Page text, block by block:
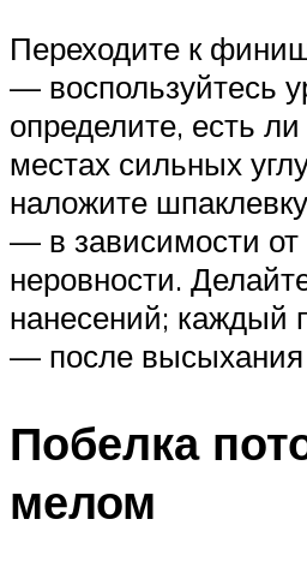
Переходите к
— воспользуйтесь
определите, есть
местах сильных
наложите
— в зависимости от
неровности.
нанесений; каждый
— после
Побелка
мелом